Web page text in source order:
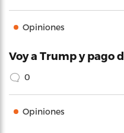
Opiniones
Voy a Trump y pago
0
Opiniones